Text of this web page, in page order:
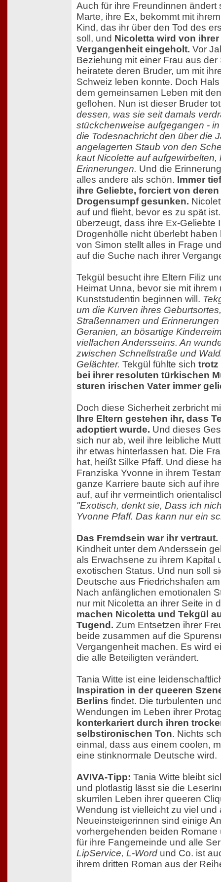
Auch für ihre Freundinnen ändert
Marte, ihre Ex, bekommt mit
Kind, das ihr über den Tod des
soll, und Nicoletta wird von
Vergangenheit eingeholt. Vor
Beziehung mit einer Frau aus der
heiratete deren Bruder, um mit
Schweiz leben konnte. Doch
dem gemeinsamen Leben mit
geflohen. Nun ist dieser Bruder
dessen, was sie seit damals
stückchenweise aufgegangen -
die Todesnachricht den über die
angelagerten Staub von den
kaut Nicolette auf aufgewirbelten,
Erinnerungen. Und die
alles andere als schön. Immer
ihre Geliebte, forciert von
Drogensumpf gesunken.
auf und flieht, bevor es zu spät
überzeugt, dass ihre Ex-Geliebte
Drogenhölle nicht überlebt
von Simon stellt alles in Frage
auf die Suche nach ihrer
Tekgül besucht ihre Eltern Filiz
Heimat Unna, bevor sie mit
Kunststudentin beginnen will.
um die Kurven ihres
Straßennamen und
Geranien, an bösartige
vielfachen Andersseins. An
zwischen Schnellstraße und
Gelächter. Tekgül fühlte sich trotz
bei ihrer resoluten türkischen
sturen irischen Vater immer
Doch diese Sicherheit zerbricht
Ihre Eltern gestehen ihr, dass
adoptiert wurde. Und dieses
sich nur ab, weil ihre leibliche
ihr etwas hinterlassen hat. Die
hat, heißt Silke Pfaff. Und diese
Franziska Yvonne in ihrem
ganze Karriere baute sich auf
auf, auf ihr vermeintlich
"Exotisch, denkt sie, Dass ich
Yvonne Pfaff. Das kann nur ein
Das Fremdsein war ihr vertraut.
Kindheit unter dem Anderssein
als Erwachsene zu ihrem Kapital
exotischen Status. Und nun soll
Deutsche aus Friedrichshafen
Nach anfänglichen emotionalen
nur mit Nicoletta an ihrer Seite in
machen Nicoletta und Tekgül
Tugend. Zum Entsetzen ihrer
beide zusammen auf die
Vergangenheit machen. Es wird
die alle Beteiligten verändert.
Tania Witte ist eine
Inspiration in der queeren
Berlins findet. Die turbulenten
Wendungen im Leben ihrer
konterkariert durch ihren
selbstironischen Ton. Nichts
einmal, dass aus einem coolen,
eine stinknormale Deutsche wird.
AVIVA-Tipp: Tania Witte bleibt
und plotlastig lässt sie die
skurrilen Leben ihrer queeren
Wendung ist vielleicht zu viel und
Neueinsteigerinnen sind einige
vorhergehenden beiden
für ihre Fangemeinde und alle
LipService, L-Word und Co. ist
ihrem dritten Roman aus der